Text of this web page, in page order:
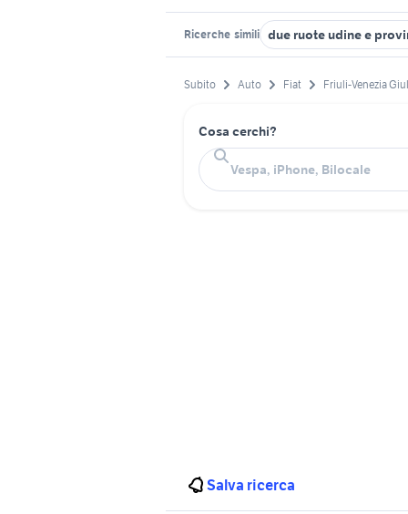
Ricerche simili due ruote udine e
Subito Auto Fiat Friuli-Venezia
Cosa cerchi?
Salva ricerca